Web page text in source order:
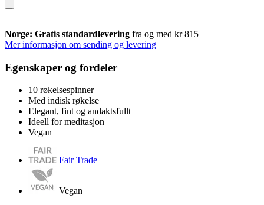
Norge: Gratis standardlevering fra og med kr 815
Mer informasjon om sending og levering
Egenskaper og fordeler
10 røkelsespinner
Med indisk røkelse
Elegant, fint og andaktsfullt
Ideell for meditasjon
Vegan
Fair Trade
Vegan